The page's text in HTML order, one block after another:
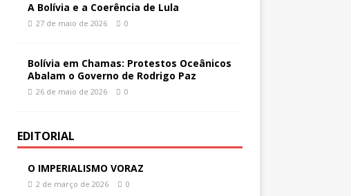
A Bolívia e a Coerência de Lula
27 de maio de 2026 0
Bolívia em Chamas: Protestos Oceânicos
Abalam o Governo de Rodrigo Paz
26 de maio de 2026 0
EDITORIAL
O IMPERIALISMO VORAZ
2 de março de 2026 0